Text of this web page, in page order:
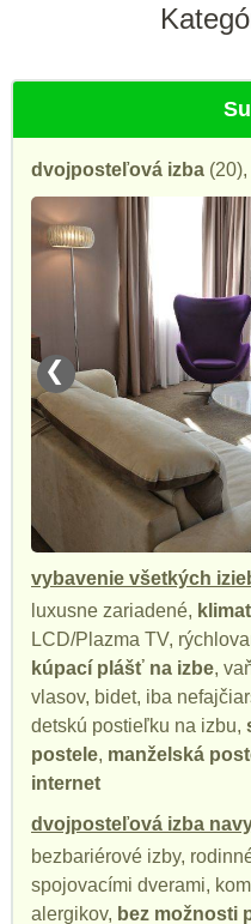
dvojposteľová izba (20),
❮
vybavenie všetkých
luxusne zariadené,
LCD/Plazma TV,
kúpací plášť na izbe,
vlasov, bidet, iba
detskú postieľku na izbu,
postele, manželská
internet
dvojposteľová izba
bezbariérové izby,
spojovacími dverami,
alergikov, bez možnosti